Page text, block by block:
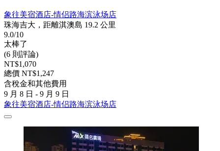
象往美宿酒店-情侣路海滨泳场店
珠海吉大，距離淇澳島 19.2 公里
9.0/10
太棒了
(6 則評論)
NT$1,070
總價 NT$1,247
含稅金和其他費用
9 月 8 日 - 9 月 9 日
象往美宿酒店-情侣路海滨泳场店